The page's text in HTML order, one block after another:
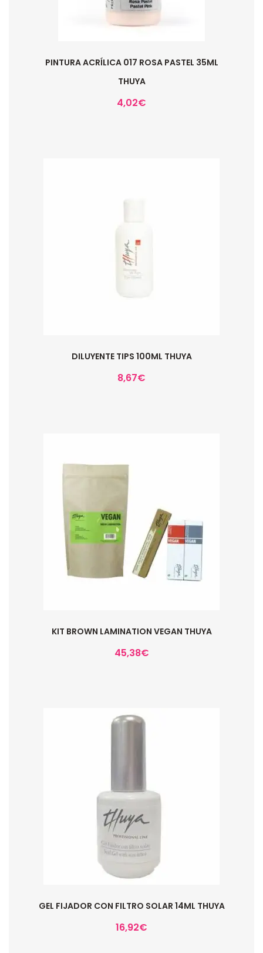
PINTURA ACRÍLICA 017 ROSA PASTEL 35ML
THUYA
4,02€
DILUYENTE TIPS 100ML THUYA
8,67€
KIT BROWN LAMINATION VEGAN THUYA
45,38€
GEL FIJADOR CON FILTRO SOLAR 14ML THUYA
16,92€